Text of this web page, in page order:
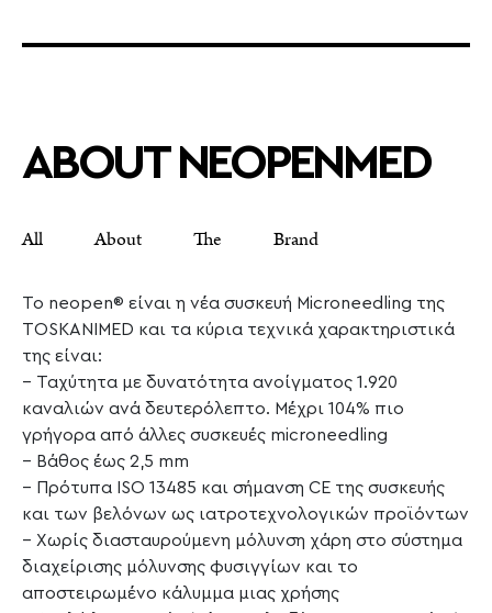
ABOUT NEOPENMED
All About The Brand
Το neopen® είναι η νέα συσκευή Microneedling της
TOSKANIMED και τα κύρια τεχνικά χαρακτηριστικά
της είναι:
– Ταχύτητα με δυνατότητα ανοίγματος 1.920
καναλιών ανά δευτερόλεπτο. Μέχρι 104% πιο
γρήγορα από άλλες συσκευές microneedling
– Βάθος έως 2,5 mm
– Πρότυπα ISO 13485 και σήμανση CE της συσκευής
και των βελόνων ως ιατροτεχνολογικών προϊόντων
– Χωρίς διασταυρούμενη μόλυνση χάρη στο σύστημα
διαχείρισης μόλυνσης φυσιγγίων και το
αποστειρωμένο κάλυμμα μιας χρήσης